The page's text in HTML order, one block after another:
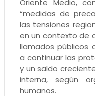
Oriente Medio,
“medidas de
las tensiones
en un contexto de
llamados públicos
a continuar las
y un saldo
interna, según
humanos.